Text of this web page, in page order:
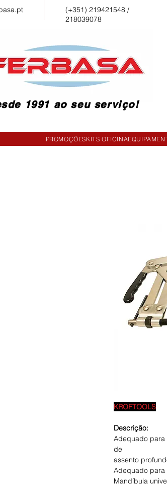
(+351) 219421548 /
218039078
1991 ao seu serviço!
PROMOÇÕESKITS OFICINA
KROFTOOLS
Descrição:
Adequado para
de
assento
Adequado para
Mandíbula